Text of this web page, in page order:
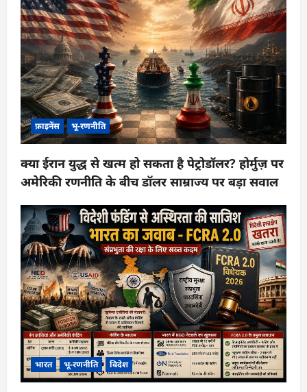
फ़ाइनेंस भू-रणनीति
क्या ईरान युद्ध से खत्म हो सकता है पेट्रोडॉलर? होर्मुज़ पर
अमेरिकी रणनीति के बीच डॉलर साम्राज्य पर बड़ा सवाल
भारत भू-रणनीति विदेश